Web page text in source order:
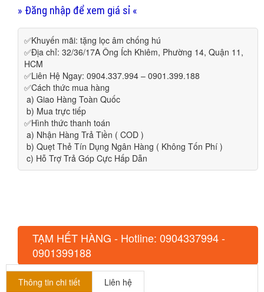
» Đăng nhập để xem giá sỉ «
✅Khuyến mãi: tặng lọc âm chống hú
✅Địa chỉ: 32/36/17A Ông Ích Khiêm, Phường 14, Quận 11,
HCM
✅Liên Hệ Ngay: 0904.337.994 – 0901.399.188
✅Cách thức mua hàng
a) Giao Hàng Toàn Quốc
b) Mua trực tiếp
✅Hình thức thanh toán
a) Nhận Hàng Trả Tiền ( COD )
b) Quẹt Thẻ Tín Dụng Ngân Hàng ( Không Tốn Phí )
c) Hỗ Trợ Trả Góp Cực Hấp Dẫn
TẠM HẾT HÀNG - Hotline: 0904337994 -
0901399188
Thông tin chi tiết
Liên hệ